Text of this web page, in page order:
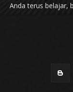
Anda terus belajar,